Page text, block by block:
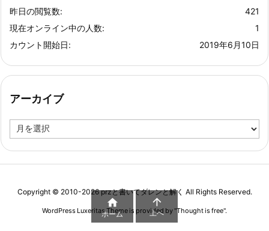
421
昨日の閲覧数:
1
現在オンライン中の人数:
2019年6月10日
カウント開始日:
アーカイブ
ー
Copyright © 2010-2026przと書いてダレンと解く All Rights Reserved.
WordPress Luxeritas Theme is provided by "Thought is free".

ホーム

上へ